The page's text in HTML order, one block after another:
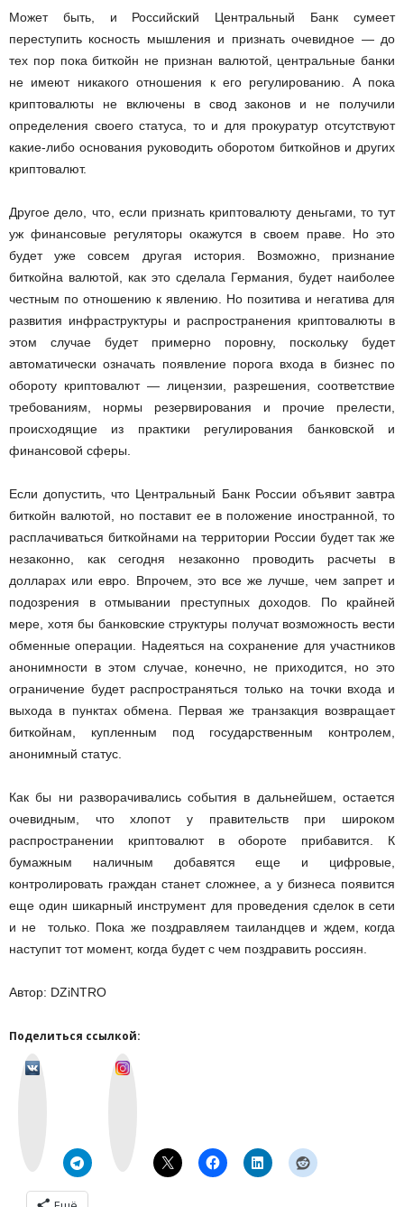
Может быть, и Российский Центральный Банк сумеет
переступить косность мышления и признать очевидное — до
тех пор пока биткойн не признан валютой, центральные банки
не имеют никакого отношения к его регулированию. А пока
криптовалюты не включены в свод законов и не получили
определения своего статуса, то и для прокуратур отсутствуют
какие-либо основания руководить оборотом биткойнов и других
криптовалют.
Другое дело, что, если признать криптовалюту деньгами, то тут
уж финансовые регуляторы окажутся в своем праве. Но это
будет уже совсем другая история. Возможно, признание
биткойна валютой, как это сделала Германия, будет наиболее
честным по отношению к явлению. Но позитива и негатива для
развития инфраструктуры и распространения криптовалюты в
этом случае будет примерно поровну, поскольку будет
автоматически означать появление порога входа в бизнес по
обороту криптовалют — лицензии, разрешения, соответствие
требованиям, нормы резервирования и прочие прелести,
происходящие из практики регулирования банковской и
финансовой сферы.
Если допустить, что Центральный Банк России объявит завтра
биткойн валютой, но поставит ее в положение иностранной, то
расплачиваться биткойнами на территории России будет так же
незаконно, как сегодня незаконно проводить расчеты в
долларах или евро. Впрочем, это все же лучше, чем запрет и
подозрения в отмывании преступных доходов. По крайней
мере, хотя бы банковские структуры получат возможность вести
обменные операции. Надеяться на сохранение для участников
анонимности в этом случае, конечно, не приходится, но это
ограничение будет распространяться только на точки входа и
выхода в пунктах обмена. Первая же транзакция возвращает
биткойнам, купленным под государственным контролем,
анонимный статус.
Как бы ни разворачивались события в дальнейшем, остается
очевидным, что хлопот у правительств при широком
распространении криптовалют в обороте прибавится. К
бумажным наличным добавятся еще и цифровые,
контролировать граждан станет сложнее, а у бизнеса появится
еще один шикарный инструмент для проведения сделок в сети
и не только. Пока же поздравляем таиландцев и ждем, когда
наступит тот момент, когда будет с чем поздравить россиян.
Автор: DZiNTRO
Поделиться ссылкой: